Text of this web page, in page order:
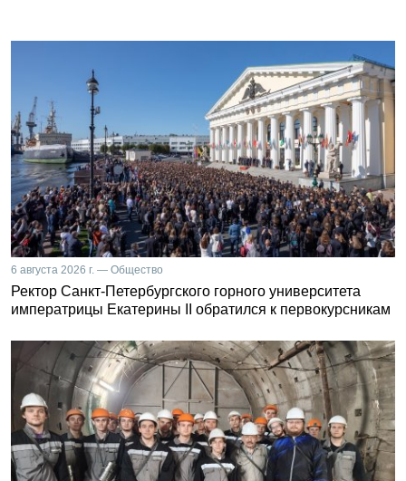
6 августа 2026 г. — Общество
Ректор Санкт-Петербургского горного университета
императрицы Екатерины II обратился к первокурсникам